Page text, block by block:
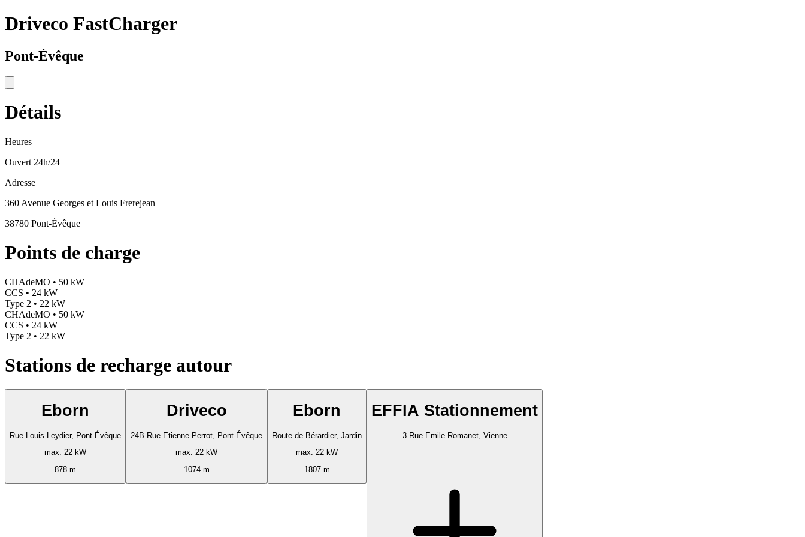
Driveco FastCharger
Pont-Évêque
Détails
Heures
Ouvert 24h/24
Adresse
360 Avenue Georges et Louis Frerejean
38780 Pont-Évêque
Points de charge
CHAdeMO • 50 kW
CCS • 24 kW
Type 2 • 22 kW
CHAdeMO • 50 kW
CCS • 24 kW
Type 2 • 22 kW
Stations de recharge autour
Eborn
Rue Louis Leydier, Pont-Évêque
max. 22 kW
878 m
Driveco
24B Rue Etienne Perrot, Pont-Évêque
max. 22 kW
1074 m
Eborn
Route de Bérardier, Jardin
max. 22 kW
1807 m
EFFIA Stationnement
3 Rue Emile Romanet, Vienne